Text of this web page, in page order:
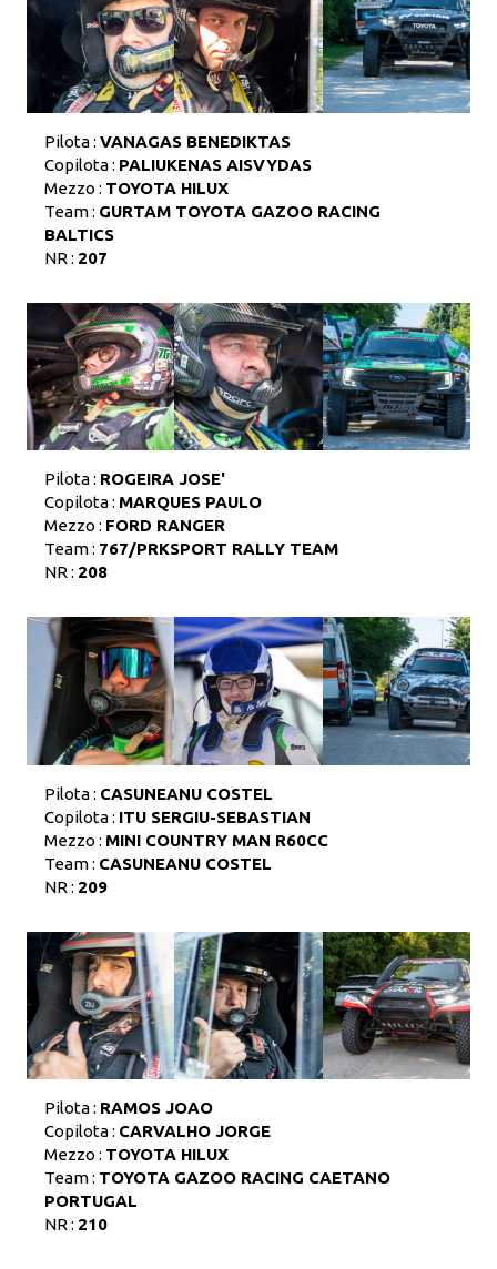
Pilota : VANAGAS BENEDIKTAS
Copilota : PALIUKENAS AISVYDAS
Mezzo : TOYOTA HILUX
Team : GURTAM TOYOTA GAZOO RACING
BALTICS
NR : 207
Pilota : ROGEIRA JOSE'
Copilota : MARQUES PAULO
Mezzo : FORD RANGER
Team : 767/PRKSPORT RALLY TEAM
NR : 208
Pilota : CASUNEANU COSTEL
Copilota : ITU SERGIU-SEBASTIAN
Mezzo : MINI COUNTRY MAN R60CC
Team : CASUNEANU COSTEL
NR : 209
Pilota : RAMOS JOAO
Copilota : CARVALHO JORGE
Mezzo : TOYOTA HILUX
Team : TOYOTA GAZOO RACING CAETANO
PORTUGAL
NR : 210